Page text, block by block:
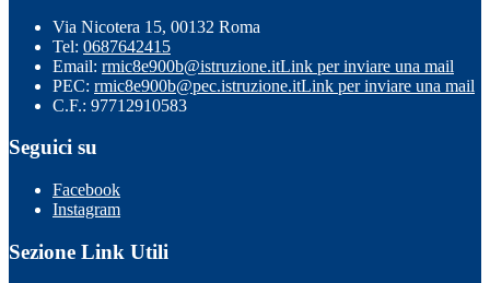
Via Nicotera 15, 00132 Roma
Tel: 0687642415
Email: rmic8e900b@istruzione.itLink per inviare una mail
PEC: rmic8e900b@pec.istruzione.itLink per inviare una mail
C.F.: 97712910583
Seguici su
Facebook
Instagram
Sezione Link Utili